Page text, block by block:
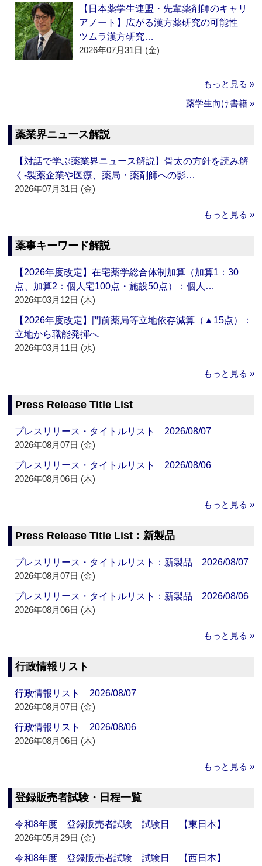
【日本薬学生連盟・先輩薬剤師のキャリ
アノート】広がる漢方薬研究の可能性
ツムラ漢方研究…
2026年07月31日 (金)
もっと見る »
薬学生向け書籍 »
薬業界ニュース解説
【対話で学ぶ薬業界ニュース解説】骨太の方針を読み解
く‐製薬企業や医療、薬局・薬剤師への影…
2026年07月31日 (金)
もっと見る »
薬事キーワード解説
【2026年度改定】在宅薬学総合体制加算（加算1：30
点、加算2：個人宅100点・施設50点）：個人…
2026年03月12日 (木)
【2026年度改定】門前薬局等立地依存減算（▲15点）：
立地から職能発揮へ
2026年03月11日 (水)
もっと見る »
Press Release Title List
プレスリリース・タイトルリスト 2026/08/07
2026年08月07日 (金)
プレスリリース・タイトルリスト 2026/08/06
2026年08月06日 (木)
もっと見る »
Press Release Title List：新製品
プレスリリース・タイトルリスト：新製品 2026/08/07
2026年08月07日 (金)
プレスリリース・タイトルリスト：新製品 2026/08/06
2026年08月06日 (木)
もっと見る »
行政情報リスト
行政情報リスト 2026/08/07
2026年08月07日 (金)
行政情報リスト 2026/08/06
2026年08月06日 (木)
もっと見る »
登録販売者試験・日程一覧
令和8年度 登録販売者試験 試験日 【東日本】
2026年05月29日 (金)
令和8年度 登録販売者試験 試験日 【西日本】